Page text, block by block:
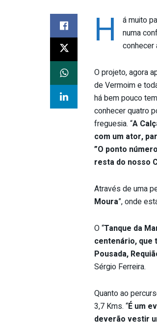
H
á muito
numa
conhecer
O projeto, agora
de Vermoim e
há bem pouco
conhecer quatro
freguesia. “A
com um ator,
”O ponto
resta do nosso
Através de uma
Moura”, onde
O “Tanque da
centenário, que
Pousada,
Sérgio Ferreira.
Quanto ao
3,7 Kms. “É um
deverão vestir